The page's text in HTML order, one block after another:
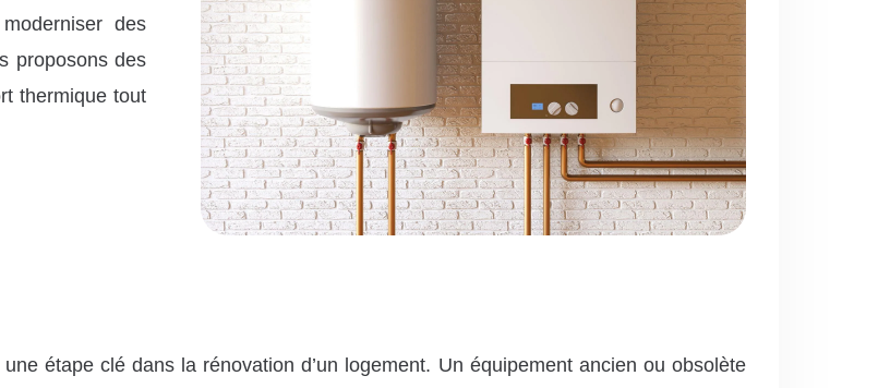
des
proposons des
thermique tout
étape clé dans la rénovation d’un logement. Un équipement ancien ou obsolète